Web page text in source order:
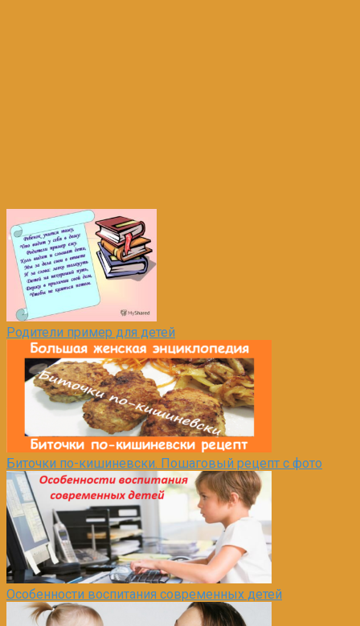
Родители пример для детей
Биточки по-кишиневски. Пошаговый рецепт с фото
Особенности воспитания современных детей